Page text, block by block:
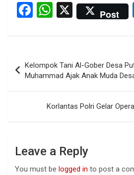
F
ce
b
o
o
W
at
s
A
p
p
X Post
navigation
Kelompok Tani Al-Gober Desa
Muhammad Ajak Anak Muda
Korlantas Polri Gelar
Leave a Reply
You must be logged in to post a